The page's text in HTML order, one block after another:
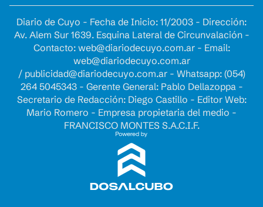
Diario de Cuyo - Fecha de Inicio: 11/2003 - Dirección:
Av. Alem Sur 1639. Esquina Lateral de Circunvalación -
Contacto: web@diariodecuyo.com.ar- Email:
web@diariodecuyo.com.ar
/ publicidad@diariodecuyo.com.ar- Whatsapp: (054)
264 5045343 - Gerente General: Pablo Dellazoppa -
Secretario de Redacción: Diego Castillo - Editor Web:
Mario Romero - Empresa propietaria del medio -
FRANCISCO MONTES S.A.C.I.F.